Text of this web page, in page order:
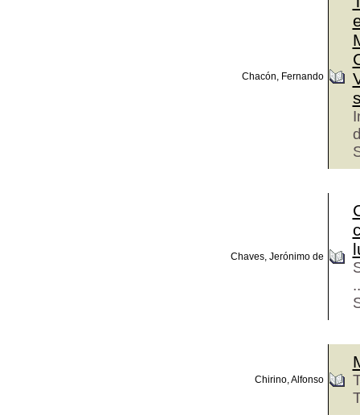
Chacón, Fernando
Chaves, Jerónimo de
Chirino, Alfonso